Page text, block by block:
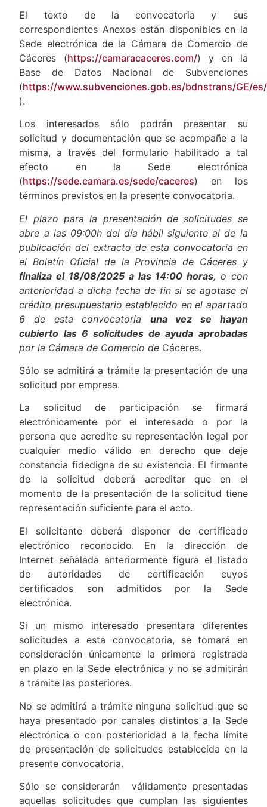
El texto de la convocatoria y sus
correspondientes Anexos están disponibles en la
Sede electrónica de la Cámara de Comercio de
Cáceres (https://camaracaceres.com/) y en la
Base de Datos Nacional de Subvenciones
(https://www.subvenciones.gob.es/bdnstrans/GE/
).
Los interesados sólo podrán presentar su
solicitud y documentación que se acompañe a la
misma, a través del formulario habilitado a tal
efecto en la Sede electrónica
(https://sede.camara.es/sede/caceres) en los
términos previstos en la presente convocatoria.
El plazo para la presentación de solicitudes se
abre a las 09:00h del día hábil siguiente al de la
publicación del extracto de esta convocatoria en
el Boletín Oficial de la Provincia de Cáceres y
finaliza el 18/08/2025 a las 14:00 horas, o con
anterioridad a dicha fecha de fin si se agotase el
crédito presupuestario establecido en el apartado
6 de esta convocatoria una vez se hayan
cubierto las 6 solicitudes de ayuda aprobadas
por la Cámara de Comercio de Cáceres.
Sólo se admitirá a trámite la presentación de una
solicitud por empresa.
La solicitud de participación se firmará
electrónicamente por el interesado o por la
persona que acredite su representación legal por
cualquier medio válido en derecho que deje
constancia fidedigna de su existencia. El firmante
de la solicitud deberá acreditar que en el
momento de la presentación de la solicitud tiene
representación suficiente para el acto.
El solicitante deberá disponer de certificado
electrónico reconocido. En la dirección de
Internet señalada anteriormente figura el listado
de autoridades de certificación cuyos
certificados son admitidos por la Sede
electrónica.
Si un mismo interesado presentara diferentes
solicitudes a esta convocatoria, se tomará en
consideración únicamente la primera registrada
en plazo en la Sede electrónica y no se admitirán
a trámite las posteriores.
No se admitirá a trámite ninguna solicitud que se
haya presentado por canales distintos a la Sede
electrónica o con posterioridad a la fecha límite
de presentación de solicitudes establecida en la
presente convocatoria.
Sólo se considerarán válidamente presentadas
aquellas solicitudes que cumplan las siguientes